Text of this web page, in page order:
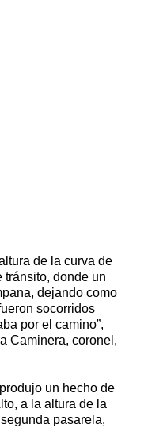
de la curva de
tránsito, donde un
dejando como
socorridos
por el camino”,
Caminera, coronel,
un hecho de
a la altura de la
pasarela,